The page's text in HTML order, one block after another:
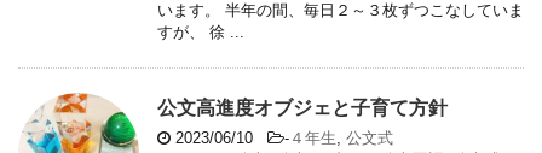
います。 半年の間、毎日２～３枚ずつこなしていま
すが、 徐 ...
公文高進度オブジェと子育て方針
2023/06/10 - ４年生, 公文式